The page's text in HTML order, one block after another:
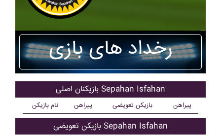
رخداد های بازی
بازیکنان اصلی Sepahan Isfahan
نام بازیکن پیراهن بازیکن تعویضی پیراهن
بازیکن تعویضی Sepahan Isfahan